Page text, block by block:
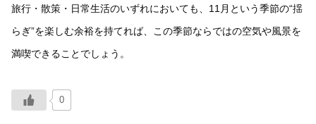
旅行・散策・日常生活のいずれにおいても、11月という季節の“揺
らぎ”を楽しむ余裕を持てれば、この季節ならではの空気や風景を
満喫できることでしょう。
0